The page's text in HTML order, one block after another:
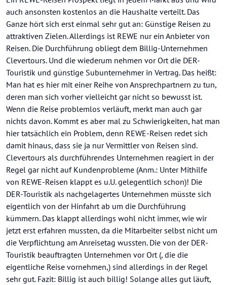
auch ansonsten kostenlos an die Haushalte verteilt. Das
Ganze hört sich erst einmal sehr gut an: Günstige Reisen zu
attraktiven Zielen. Allerdings ist REWE nur ein Anbieter von
Reisen. Die Durchführung obliegt dem Billig-Unternehmen
Clevertours. Und die wiederum nehmen vor Ort die DER-
Touristik und günstige Subunternehmer in Vertrag. Das heißt:
Man hat es hier mit einer Reihe von Ansprechpartnern zu tun,
deren man sich vorher vielleicht gar nicht so bewusst ist.
Wenn die Reise problemlos verläuft, merkt man auch gar
nichts davon. Kommt es aber mal zu Schwierigkeiten, hat man
hier tatsächlich ein Problem, denn REWE-Reisen redet sich
damit hinaus, dass sie ja nur Vermittler von Reisen sind.
Clevertours als durchführendes Unternehmen reagiert in der
Regel gar nicht auf Kundenprobleme (Anm.: Unter Mithilfe
von REWE-Reisen klappt es u.U. gelegentlich schon)! Die
DER-Touristik als nachgelagertes Unternehmen müsste sich
eigentlich von der Hinfahrt ab um die Durchführung
kümmern. Das klappt allerdings wohl nicht immer, wie wir
jetzt erst erfahren mussten, da die Mitarbeiter selbst nicht um
die Verpflichtung am Anreisetag wussten. Die von der DER-
Touristik beauftragten Unternehmen vor Ort (, die die
eigentliche Reise vornehmen,) sind allerdings in der Regel
sehr gut. Fazit: Billig ist auch billig! Solange alles gut läuft,